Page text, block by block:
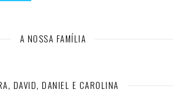
A NOSSA FAMÍLIA
DAVID, DANIEL E CAROLINA